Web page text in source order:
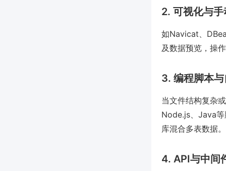
2. 可视化与
如Navicat、
及数据预览，操
3. 编程脚本
当文件结构复杂
Node.js、Java
库混合多表数据
4. API与中间